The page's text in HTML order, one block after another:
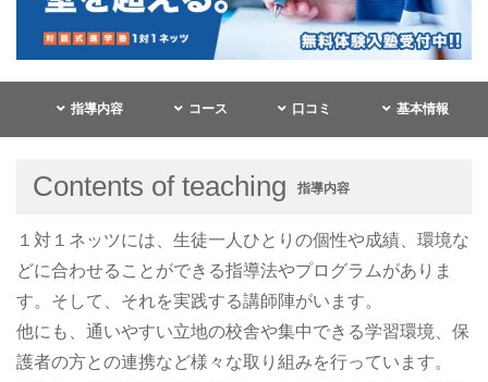
指導内容 コース 口コミ 基本情報
Contents of teaching 指導内容
１対１ネッツには、生徒一人ひとりの個性や成績、環境な
どに合わせることができる指導法やプログラムがありま
す。そして、それを実践する講師陣がいます。
他にも、通いやすい立地の校舎や集中できる学習環境、保
護者の方との連携など様々な取り組みを行っています。